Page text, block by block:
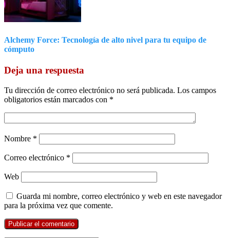
Alchemy Force: Tecnología de alto nivel para tu equipo de
cómputo
Deja una respuesta
Tu dirección de correo electrónico no será publicada. Los campos
obligatorios están marcados con *
Nombre *
Correo electrónico *
Web
Guarda mi nombre, correo electrónico y web en este navegador
para la próxima vez que comente.